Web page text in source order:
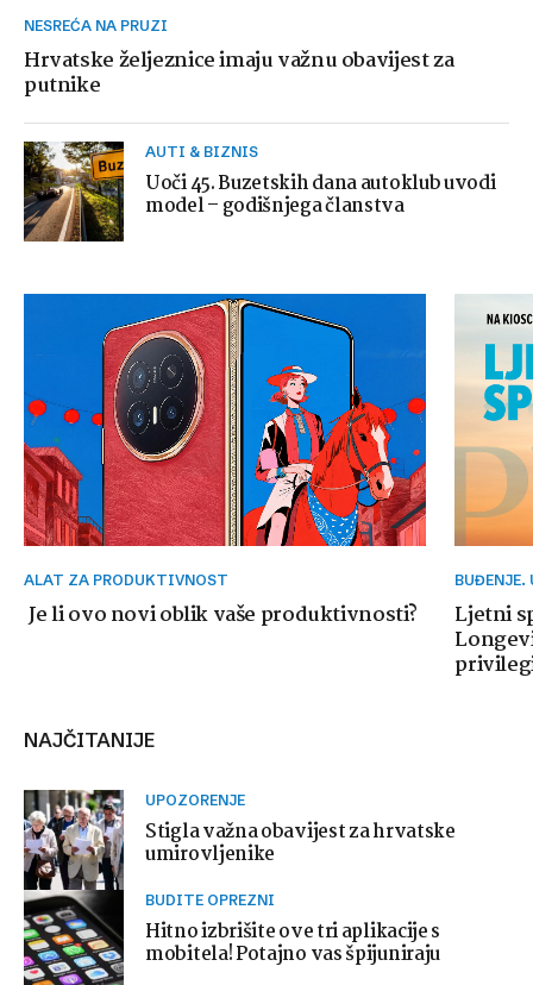
NESREĆA NA PRUZI
Hrvatske željeznice imaju važnu obavijest za
putnike
AUTI & BIZNIS
Uoči 45. Buzetskih dana autoklub uvodi
model – godišnjega članstva
ALAT ZA PRODUKTIVNOST
Je li ovo novi oblik vaše produktivnosti? Ljetni
NAJČITANIJE
UPOZORENJE
Stigla važna obavijest za hrvatske
umirovljenike
BUDITE OPREZNI
Hitno izbrišite ove tri aplikacije s
mobitela! Potajno vas špijuniraju